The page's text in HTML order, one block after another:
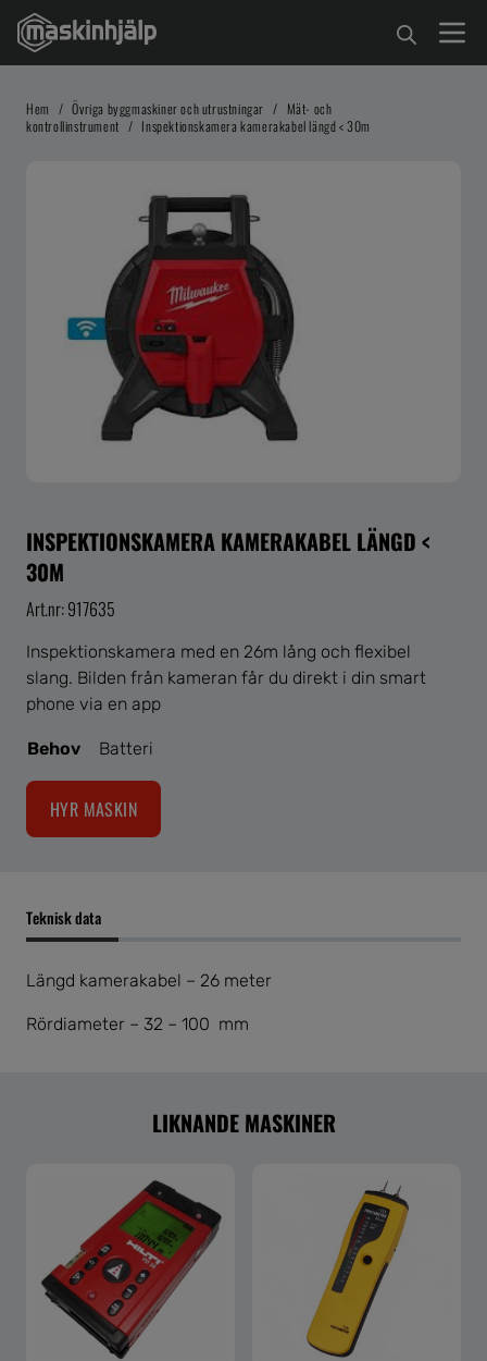
Hem / Övriga byggmaskiner och utrustningar / Mät- och
kontrollinstrument / Inspektionskamera kamerakabel längd < 30m
INSPEKTIONSKAMERA KAMERAKABEL LÄNGD <
30M
Art.nr: 917635
Inspektionskamera med en 26m lång och flexibel
slang. Bilden från kameran får du direkt i din smart
phone via en app
Behov Batteri
HYR MASKIN
Teknisk data
Längd kamerakabel – 26 meter
Rördiameter – 32 – 100 mm
LIKNANDE MASKINER